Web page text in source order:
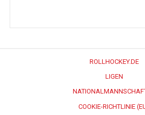
ROLLHOCKEY.DE
LIGEN
COOKIE-RICHTLINIE